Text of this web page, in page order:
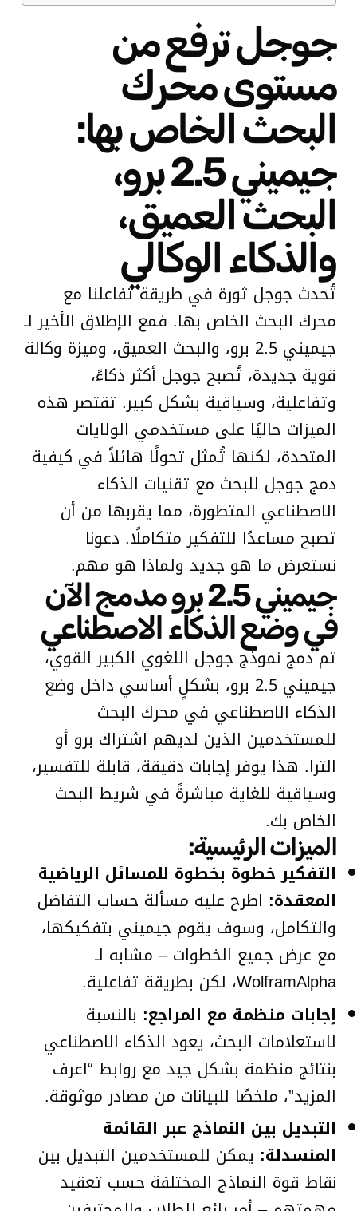
جوجل ترفع من
مستوى محرك
البحث الخاص بها:
جيميني 2.5 برو،
البحث العميق،
والذكاء الوكالي
تُحدث جوجل ثورة في طريقة تفاعلنا مع
محرك البحث الخاص بها. فمع الإطلاق الأخير لـ
جيميني 2.5 برو، والبحث العميق، وميزة وكالة
قوية جديدة، تُصبح جوجل أكثر ذكاءً،
وتفاعلية، وسياقية بشكل كبير. تقتصر هذه
الميزات حاليًا على مستخدمي الولايات
المتحدة، لكنها تُمثل تحولًا هائلاً في كيفية
دمج جوجل للبحث مع تقنيات الذكاء
الاصطناعي المتطورة، مما يقربها من أن
تصبح مساعدًا للتفكير متكاملًا. دعونا
نستعرض ما هو جديد ولماذا هو مهم.
جيميني 2.5 برو مدمج الآن
في وضع الذكاء الاصطناعي
تم دمج نموذج جوجل اللغوي الكبير القوي،
جيميني 2.5 برو، بشكلٍ أساسي داخل وضع
الذكاء الاصطناعي في محرك البحث
للمستخدمين الذين لديهم اشتراك برو أو
الترا. هذا يوفر إجابات دقيقة، قابلة للتفسير،
وسياقية للغاية مباشرةً في شريط البحث
الخاص بك.
الميزات الرئيسية:
التفكير خطوة بخطوة للمسائل الرياضية
المعقدة: اطرح عليه مسألة حساب التفاضل
والتكامل، وسوف يقوم جيميني بتفكيكها،
مع عرض جميع الخطوات – مشابه لـ
WolframAlpha، لكن بطريقة تفاعلية.
إجابات منظمة مع المراجع: بالنسبة
لاستعلامات البحث، يعود الذكاء الاصطناعي
بنتائج منظمة بشكل جيد مع روابط “اعرف
المزيد”، ملخصًا للبيانات من مصادر موثوقة.
التبديل بين النماذج عبر القائمة
المنسدلة: يمكن للمستخدمين التبديل بين
نقاط قوة النماذج المختلفة حسب تعقيد